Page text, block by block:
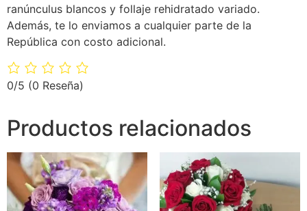
ranúnculus blancos y follaje rehidratado variado.
Además, te lo enviamos a cualquier parte de la
República con costo adicional.
0/5 (0 Reseña)
Productos relacionados